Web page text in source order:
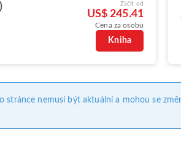
Začít od
US$ 245.41
Cena za osobu
Kniha
stránce nemusí být aktuální a mohou se